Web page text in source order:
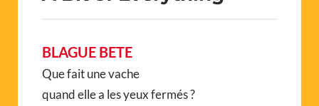
BLAGUE BETE
Que fait une vache
quand elle a les yeux fermés ?